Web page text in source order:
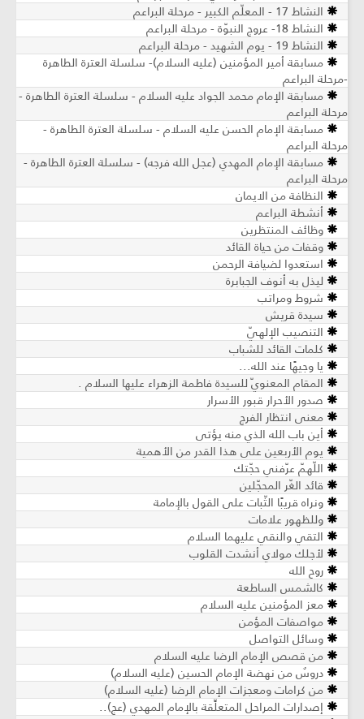
النشاط 17 - المعلّم الكبير - مرحلة البراعم
النشاط 18- عروج النبوّة - مرحلة البراعم
النشاط 19 - يوم الشهيد - مرحلة البراعم
مسابقة أمير المؤمنين (عليه السلام)- سلسلة العترة الطاهرة
-مرحلة البراعم
مسابقة الإمام محمد الجواد عليه السلام - سلسلة العترة الطاهرة -
مرحلة البراعم
مسابقة الإمام الحسن عليه السلام - سلسلة العترة الطاهرة -
مرحلة البراعم
مسابقة الإمام المهدي (عجل الله فرجه) - سلسلة العترة الطاهرة -
مرحلة البراعم
النظافة من الايمان
أنشطة البراعم
وظائف المنتظرين
وقفات من حياة القائد
استعدوا لضيافة الرحمن
ليذل به أنوف الجبابرة
شروط ومراتب
سيدة قريش
التنصيب الإلهيّ
كلمات القائد للشباب
يا وجيهًا عند الله...
المقام المعنويّ للسيدة فاطمة الزهراء عليها السلام .
صدور الأحرار قبور الأسرار
معنى انتظار الفرج
أين باب الله الذي منه يؤتى
يوم الأربعين على هذا القدر من الأهمية
اللّهمّ عرّفني حجّتك
قائد الغّر المحجّلين
ونراه قريبًا الثّبات على القول بالإمامة
وللظهور علامات
التقي والنقي عليهما السلام
لأجلك مولاي أنشدت القلوب
روح الله
كالشمس الساطعة
معز المؤمنين عليه السلام
مواصفات المؤمن
وسائل التواصل
من قصص الإمام الرضا عليه السلام
دروسٌ من نهضة الإمام الحسين (عليه السلام)
من كرامات ومعجزات الإمام الرضا (عليه السلام)
إصدارات المراحل المتعلِّقة بالإمام المهدي (عج)..